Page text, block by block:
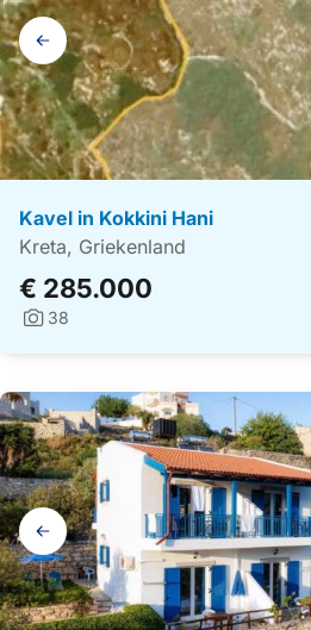
Galerij
navigatie
Kavel in Kokkini Hani
Kreta, Griekenland
€ 285.000
Foto's:
38
Galerij
navigatie